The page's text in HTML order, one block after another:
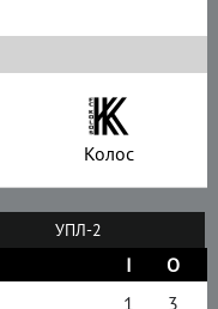
Колос
УПЛ-2
І
О
1
3